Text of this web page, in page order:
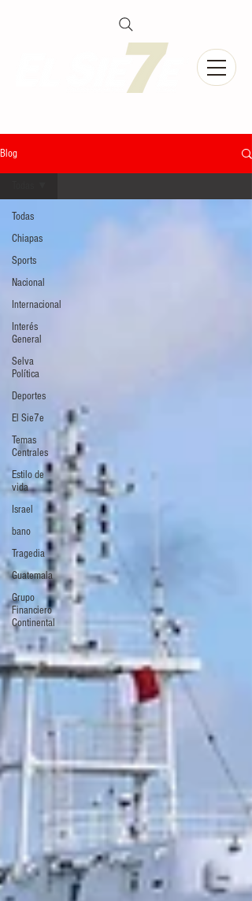
Blog
Todas
Chiapas
Sports
Nacional
Internacional
Interés
General
Selva
Política
Deportes
El Sie7e
Temas
Centrales
Estilo de
vida
Israel
bano
Tragedia
Guatemala
Grupo
Financiero
Continental